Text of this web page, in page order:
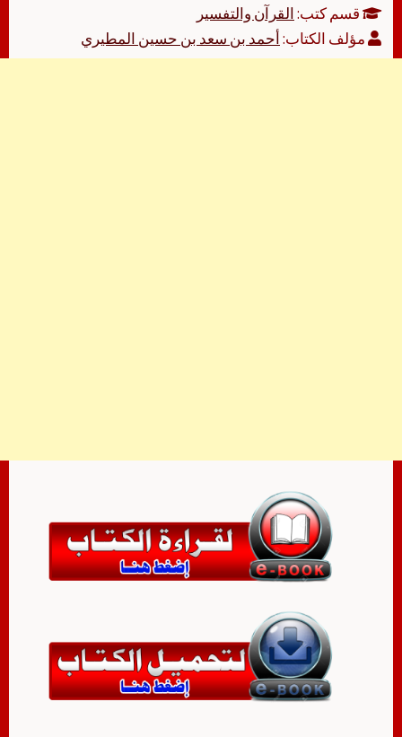
قسم كتب:القرآن والتفسير
مؤلف الكتاب:أحمد بن سعد بن حسين المطيري